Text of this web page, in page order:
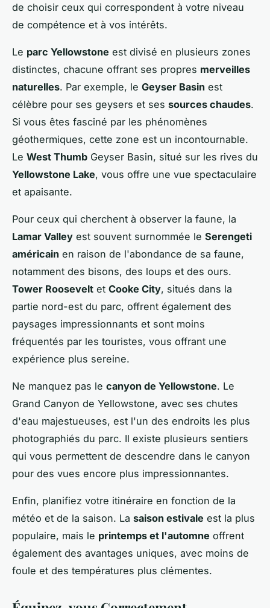
de choisir ceux qui correspondent à votre niveau
de compétence et à vos intérêts.
Le parc Yellowstone est divisé en plusieurs zones
distinctes, chacune offrant ses propres merveilles
naturelles. Par exemple, le Geyser Basin est
célèbre pour ses geysers et ses sources chaudes.
Si vous êtes fasciné par les phénomènes
géothermiques, cette zone est un incontournable.
Le West Thumb Geyser Basin, situé sur les rives du
Yellowstone Lake, vous offre une vue spectaculaire
et apaisante.
Pour ceux qui cherchent à observer la faune, la
Lamar Valley est souvent surnommée le Serengeti
américain en raison de l'abondance de sa faune,
notamment des bisons, des loups et des ours.
Tower Roosevelt et Cooke City, situés dans la
partie nord-est du parc, offrent également des
paysages impressionnants et sont moins
fréquentés par les touristes, vous offrant une
expérience plus sereine.
Ne manquez pas le canyon de Yellowstone. Le
Grand Canyon de Yellowstone, avec ses chutes
d'eau majestueuses, est l'un des endroits les plus
photographiés du parc. Il existe plusieurs sentiers
qui vous permettent de descendre dans le canyon
pour des vues encore plus impressionnantes.
Enfin, planifiez votre itinéraire en fonction de la
météo et de la saison. La saison estivale est la plus
populaire, mais le printemps et l'automne offrent
également des avantages uniques, avec moins de
foule et des températures plus clémentes.